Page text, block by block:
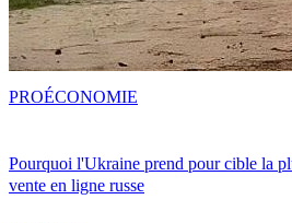
Pourquoi l'Ukraine prend pour cible la
vente en ligne russe
PROÉCONOMIE